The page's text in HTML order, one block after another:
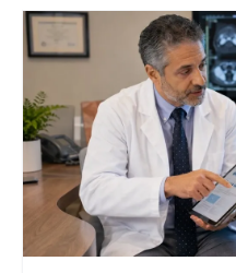
tym oznaczenia markerów
wskazywać na obecność
postępowi w dziedzinie
również badania
genów związanych z
spersonalizowane podejście
zrozumienie, że wczesne
skuteczne leczenie oraz